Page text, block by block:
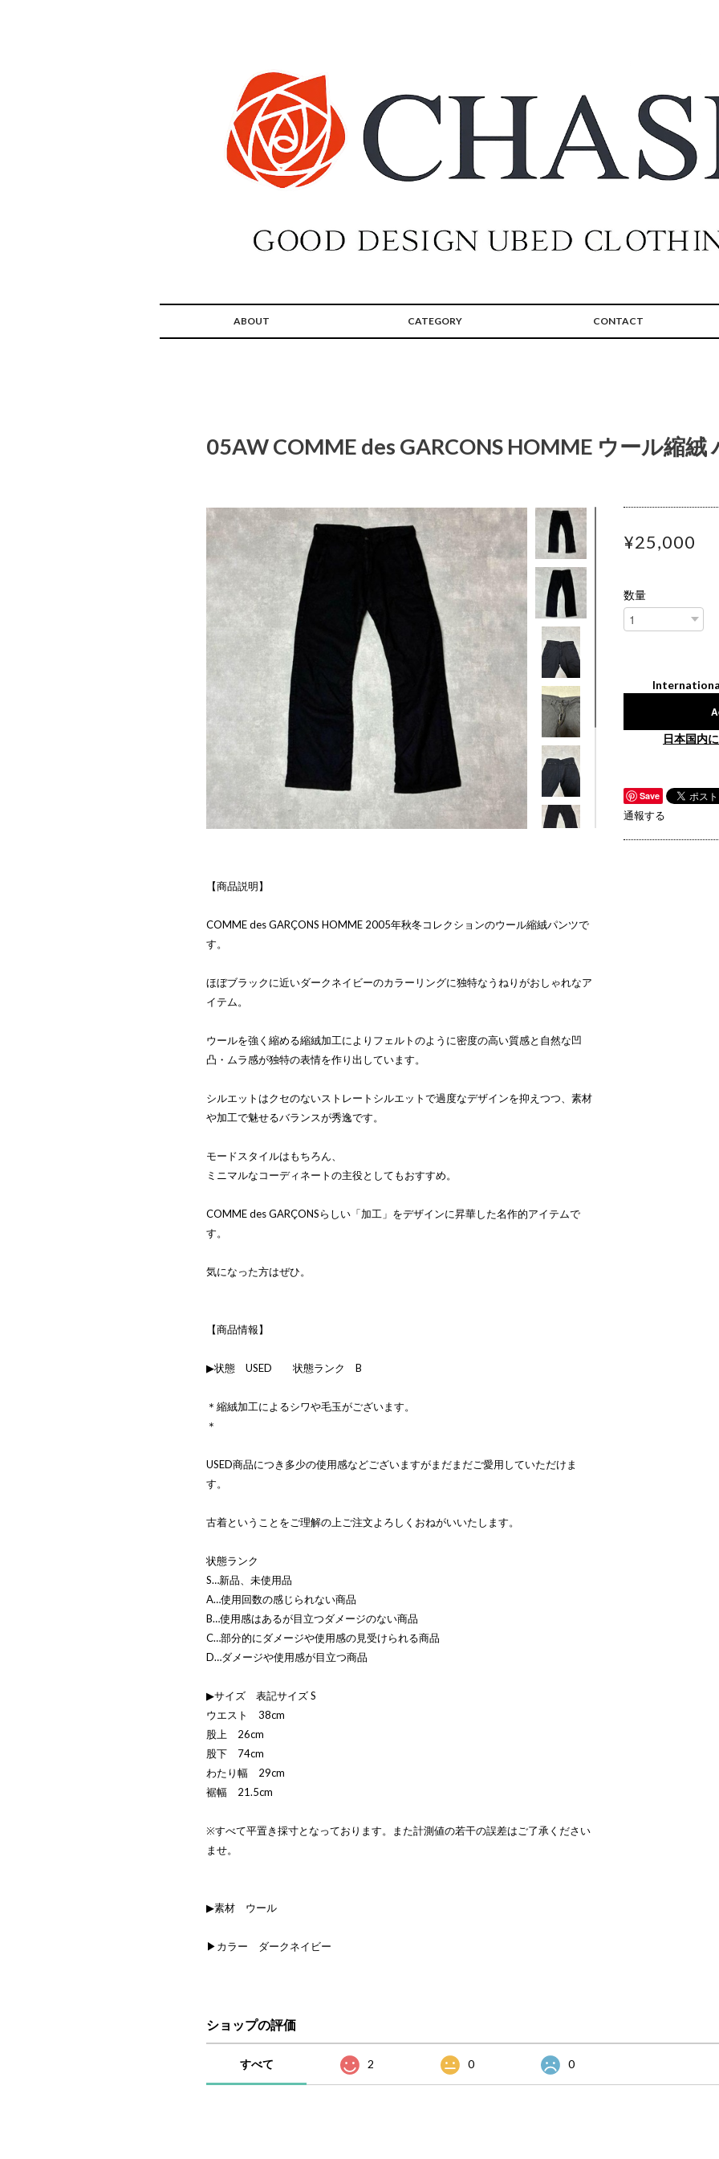
ABOUT CATEGORY CONTACT
05AW COMME des GARCONS HOMME ウール縮絨
【商品説明】
COMME des GARÇONS HOMME 2005年秋冬コレクションのウール縮絨パンツで
す。
ほぼブラックに近いダークネイビーのカラーリングに独特なうねりがおしゃれなア
イテム。
ウールを強く縮める縮絨加工によりフェルトのように密度の高い質感と自然な凹
凸・ムラ感が独特の表情を作り出しています。
シルエットはクセのないストレートシルエットで過度なデザインを抑えつつ、素材
や加工で魅せるバランスが秀逸です。
モードスタイルはもちろん、
ミニマルなコーディネートの主役としてもおすすめ。
COMME des GARÇONSらしい「加工」をデザインに昇華した名作的アイテムで
す。
気になった方はぜひ。
【商品情報】
▶状態 USED 状態ランク B
＊縮絨加工によるシワや毛玉がございます。
＊
USED商品につき多少の使用感などございますがまだまだご愛用していただけま
す。
古着ということをご理解の上ご注文よろしくおねがいいたします。
状態ランク
S…新品、未使用品
A…使用回数の感じられない商品
B…使用感はあるが目立つダメージのない商品
C…部分的にダメージや使用感の見受けられる商品
D…ダメージや使用感が目立つ商品
▶サイズ 表記サイズ S
ウエスト 38cm
股上 26cm
股下 74cm
わたり幅 29cm
裾幅 21.5cm
※すべて平置き採寸となっております。また計測値の若干の誤差はご了承ください
ませ。
▶素材 ウール
▶カラー ダークネイビー
¥25,000
数量
日本国内
Save
通報する
ショップの評価
すべて 2 0 0